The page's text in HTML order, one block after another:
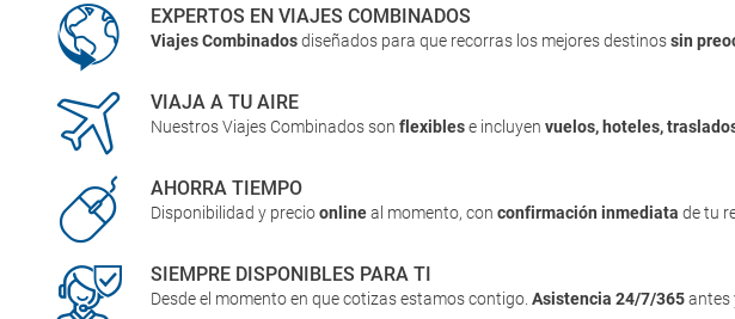
EXPERTOS EN VIAJES COMBINADOS
Viajes Combinadosdiseñados para que recorras los mejores destinossin
VIAJA A TU AIRE
Nuestros Viajes Combinados sonflexiblese incluyenvuelos, hoteles,
AHORRA TIEMPO
Disponibilidad y precioonlineal momento, conconfirmación inmediatade tu
SIEMPRE DISPONIBLES PARA TI
Desde el momento en que cotizas estamos contigo.Asistencia 24/7/365antes